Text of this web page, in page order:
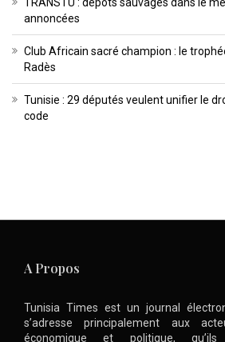
TRANSTU : dépôts sauvages dans le
annoncées
Club Africain sacré champion : le
Radès
Tunisie : 29 députés veulent unifier le
code
A Propos
Tunisia Times est un journal
s’adresse principalement aux
économique et politique,